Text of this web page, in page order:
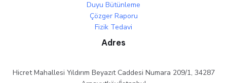
Duyu Bütünleme
Çözger Raporu
Fizik Tedavi
Adres
Hicret Mahallesi Yıldırım Beyazıt Caddesi Numara 209/1, 34287